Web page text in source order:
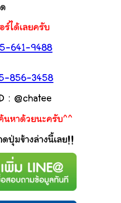
ร์ได้เลยครับ
641-9488
856-3458
: @chatee
หาด้วยนะครับ^^
ปุ่มข้างล่างนี้เลย!!